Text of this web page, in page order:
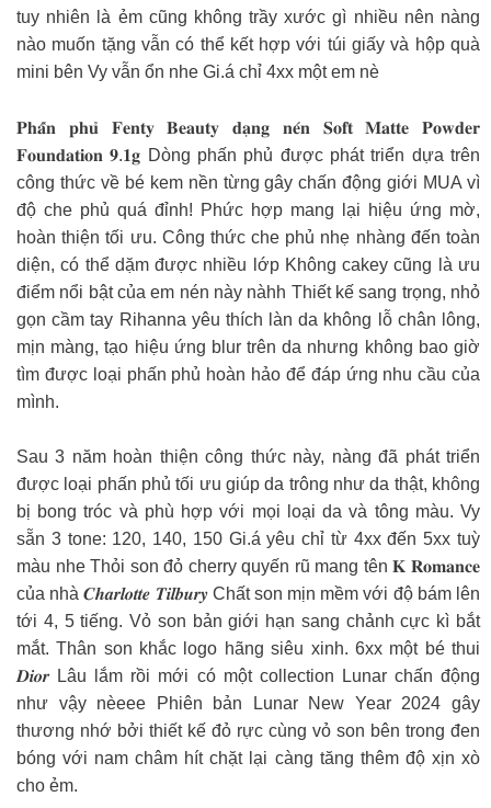
tuy nhiên là ẻm cũng không trầy xước gì nhiều nên nàng
nào muốn tặng vẫn có thể kết hợp với túi giấy và hộp quà
mini bên Vy vẫn ổn nhe Gi.á chỉ 4xx một em nè
𝐏𝐡𝐚̂́𝐧 𝐩𝐡𝐮̉ 𝐅𝐞𝐧𝐭𝐲 𝐁𝐞𝐚𝐮𝐭𝐲 𝐝𝐚̣𝐧𝐠 𝐧𝐞́𝐧 𝐒𝐨𝐟𝐭 𝐌𝐚𝐭𝐭𝐞 𝐏𝐨𝐰𝐝𝐞𝐫
𝐅𝐨𝐮𝐧𝐝𝐚𝐭𝐢𝐨𝐧 𝟗.𝟏𝐠 Dòng phấn phủ được phát triển dựa trên
công thức về bé kem nền từng gây chấn động giới MUA vì
độ che phủ quá đỉnh! Phức hợp mang lại hiệu ứng mờ,
hoàn thiện tối ưu. Công thức che phủ nhẹ nhàng đến toàn
diện, có thể dặm được nhiều lớp Không cakey cũng là ưu
điểm nổi bật của em nén này nàhh Thiết kế sang trọng, nhỏ
gọn cầm tay Rihanna yêu thích làn da không lỗ chân lông,
mịn màng, tạo hiệu ứng blur trên da nhưng không bao giờ
tìm được loại phấn phủ hoàn hảo để đáp ứng nhu cầu của
mình.
Sau 3 năm hoàn thiện công thức này, nàng đã phát triển
được loại phấn phủ tối ưu giúp da trông như da thật, không
bị bong tróc và phù hợp với mọi loại da và tông màu. Vy
sẵn 3 tone: 120, 140, 150 Gi.á yêu chỉ từ 4xx đến 5xx tuỳ
màu nhe Thỏi son đỏ cherry quyến rũ mang tên 𝐊 𝐑𝐨𝐦𝐚𝐧𝐜𝐞
của nhà 𝑪𝒉𝒂𝒓𝒍𝒐𝒕𝒕𝒆 𝑻𝒊𝒍𝒃𝒖𝒓𝒚 Chất son mịn mềm với độ bám lên
tới 4, 5 tiếng. Vỏ son bản giới hạn sang chảnh cực kì bắt
mắt. Thân son khắc logo hãng siêu xinh. 6xx một bé thui
𝑫𝒊𝒐𝒓 Lâu lắm rồi mới có một collection Lunar chấn động
như vậy nèeee Phiên bản Lunar New Year 2024 gây
thương nhớ bởi thiết kế đỏ rực cùng vỏ son bên trong đen
bóng với nam châm hít chặt lại càng tăng thêm độ xịn xò
cho ẻm.